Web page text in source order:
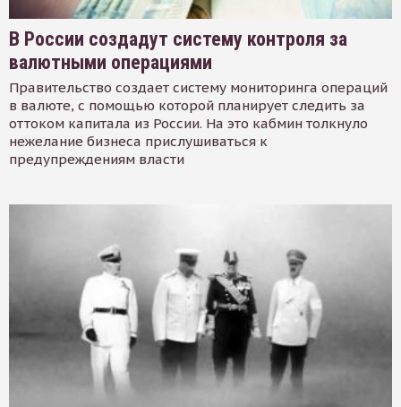
В России создадут систему контроля за
валютными операциями
Правительство создает систему мониторинга операций
в валюте, с помощью которой планирует следить за
оттоком капитала из России. На это кабмин толкнуло
нежелание бизнеса прислушиваться к
предупреждениям власти